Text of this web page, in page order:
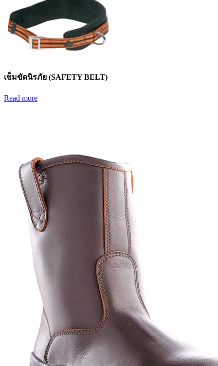
เข็มขัดนิรภัย (SAFETY BELT)
Read more